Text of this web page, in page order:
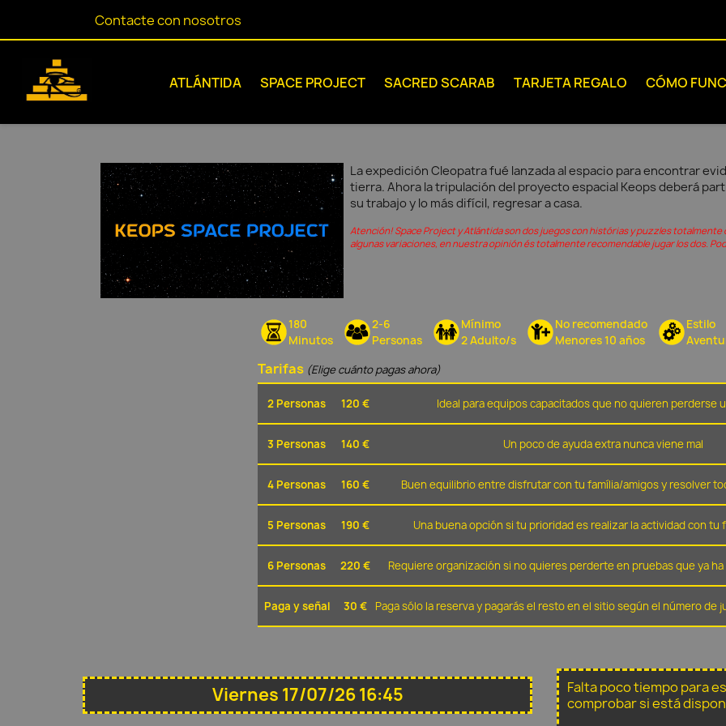
Contacte con nosotros
ATLÁNTIDA SPACE PROJECT SACRED SCARAB TARJETA REGALO CÓMO
La expedición Cleopatra fué lanzada al espacio para encontrar
tierra. Ahora la tripulación del proyecto espacial Keops deberá
su trabajo y lo más difícil, regresar a casa.
Atención! Space Project y Atlántida son dos juegos con histórias y puzzles
algunas variaciones, en nuestra opinión és totalmente recomendable jugar los dos.
180
Minutos
2-6
Personas
Mínimo
2 Adulto/s
No recomendado
Menores 10 años
Estilo
Tarifas (Elige cuánto pagas ahora)
2 Personas 120 € Ideal para equipos capacitados que no quieren perderse
3 Personas 140 € Un poco de ayuda extra nunca viene mal
4 Personas 160 € Buen equilibrio entre disfrutar con tu família/amigos y resolver
5 Personas 190 € Una buena opción si tu prioridad es realizar la actividad con tu
6 Personas 220 € Requiere organización si no quieres perderte en pruebas que ya
Paga y señal 30 € Paga sólo la reserva y pagarás el resto en el sitio según el número de
Viernes 17/07/26 16:45
Falta poco tiempo para
comprobar si está